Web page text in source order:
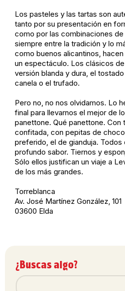
Los pasteles y las tartas son
tanto por su presentación en
como por las combinaciones
siempre entre la tradición y lo
como buenos alicantinos,
un espectáculo. Los clásicos
versión blanda y dura, el
canela o el trufado.
Pero no, no nos olvidamos. Lo
final para llevarnos el mejor de
panettone. Qué panettone. Con
confitada, con pepitas de
preferido, el de gianduja. Todos
profundo sabor. Tiernos y
Sólo ellos justifican un viaje a
de los más grandes.
Torreblanca
Av. José Martínez González, 101
03600 Elda
¿Buscas algo?